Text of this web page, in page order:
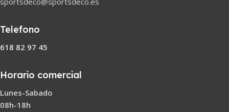
Telefono
618 82 97 45
Horario comercial
Lunes-Sabado
08h-18h